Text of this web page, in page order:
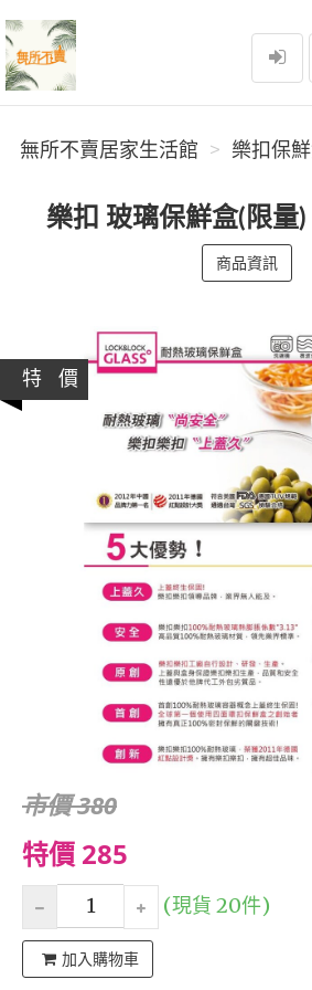
無所不賣居家生活館
無所不賣居家生活館 樂扣保
樂扣 玻璃保鮮盒(限量
商品資訊
特 價
市價 380
特價 285
(現貨 20件)
加入購物車